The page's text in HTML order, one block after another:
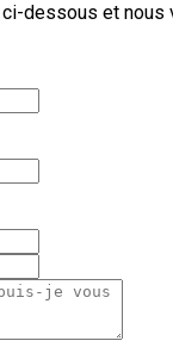
dessous et